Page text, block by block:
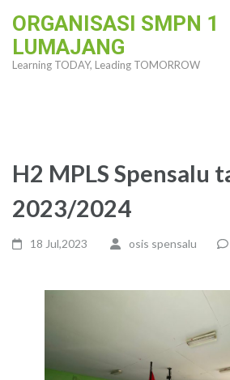
content
ORGANISASI SMPN 1
LUMAJANG
Learning TODAY, Leading TOMORROW
H2 MPLS Spensalu
2023/2024
18 Jul,2023 osis spensalu